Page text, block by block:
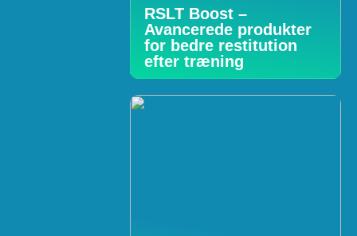
RSLT Boost –
Avancerede produkter
for bedre restitution
efter træning